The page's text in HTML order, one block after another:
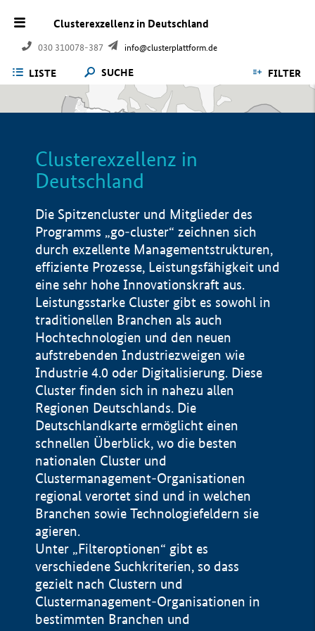
Clusterexzellenz in Deutschland
030 310078-387 info@clusterplattform.de
LISTE SUCHE FILTER
Clusterexzellenz in
Deutschland
Die Spitzencluster und Mitglieder des
Programms „go-cluster“ zeichnen sich
durch exzellente Managementstrukturen,
effiziente Prozesse, Leistungsfähigkeit und
eine sehr hohe Innovationskraft aus.
Leistungsstarke Cluster gibt es sowohl in
traditionellen Branchen als auch
Hochtechnologien und den neuen
aufstrebenden Industriezweigen wie
Industrie 4.0 oder Digitalisierung. Diese
Cluster finden sich in nahezu allen
Regionen Deutschlands. Die
Deutschlandkarte ermöglicht einen
schnellen Überblick, wo die besten
nationalen Cluster und
Clustermanagement-Organisationen
regional verortet sind und in welchen
Branchen sowie Technologiefeldern sie
agieren.
Unter „Filteroptionen“ gibt es
verschiedene Suchkriterien, so dass
gezielt nach Clustern und
Clustermanagement-Organisationen in
bestimmten Branchen und
Impressum
Datenschutzerklärung
BMWE, 2026 ©
100 km © Geobasis-DE / BKG 2015